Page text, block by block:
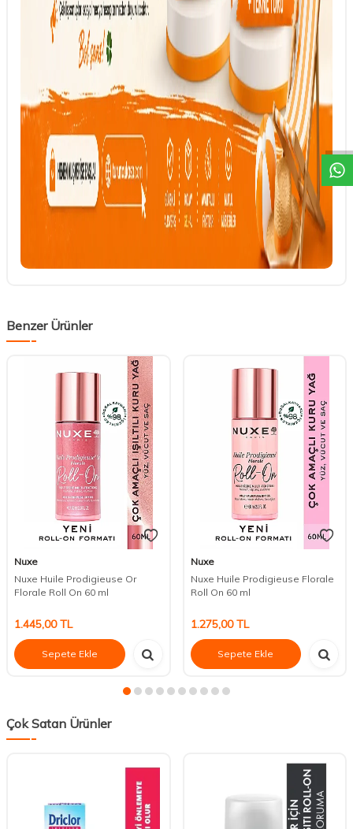
DESTEK
Benzer Ürünler
Nuxe
Nuxe Huile Prodigieuse Or
Florale Roll On 60 ml
1.445,00TL
Sepete Ekle
Nuxe
Nuxe Huile Prodigieuse Florale
Roll On 60 ml
1.275,00TL
Sepete Ekle
Çok Satan Ürünler